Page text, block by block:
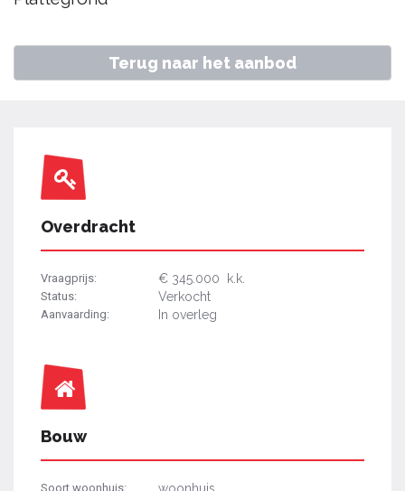
Terug naar het aanbod
Overdracht
Vraagprijs: € 345.000 k.k.
Status: Verkocht
Aanvaarding: In overleg
Bouw
Soort woonhuis: